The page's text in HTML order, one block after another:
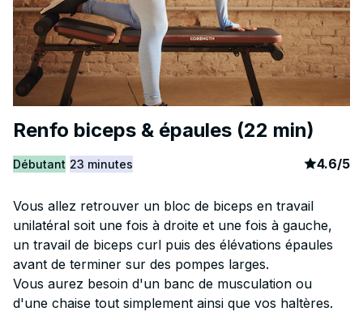
Renfo biceps & épaules (22 min)
Débutant 23 minutes article
4.6/5
Vous allez retrouver un bloc de biceps en travail
unilatéral soit une fois à droite et une fois à gauche,
un travail de biceps curl puis des élévations épaules
avant de terminer sur des pompes larges.
Vous aurez besoin d'un banc de musculation ou
d'une chaise tout simplement ainsi que vos haltères.